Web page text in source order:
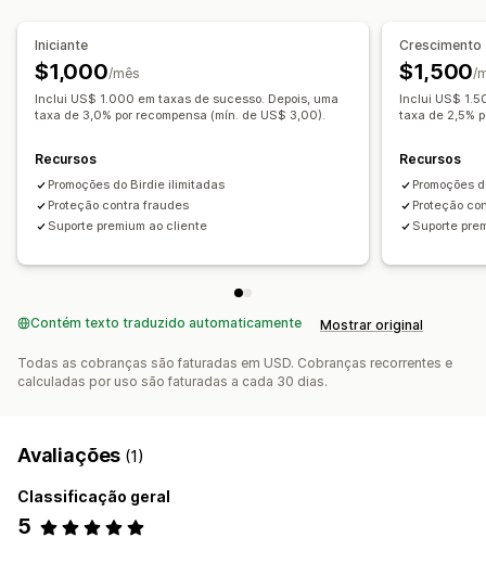
Iniciante
$1,000/mês
Inclui US$ 1.000 em taxas de sucesso. Depois, uma
taxa de 3,0% por recompensa (mín. de US$ 3,00).
Recursos
Promoções do Birdie ilimitadas
Proteção contra fraudes
Suporte premium ao cliente
Crescimento
$1,500/
Inclui US$
taxa de 2,5%
Recursos
Promoções
Proteção
Suporte
Contém texto traduzido automaticamente Mostrar original
Todas as cobranças são faturadas em USD. Cobranças recorrentes e
calculadas por uso são faturadas a cada 30 dias.
Avaliações (1)
Classificação geral
5